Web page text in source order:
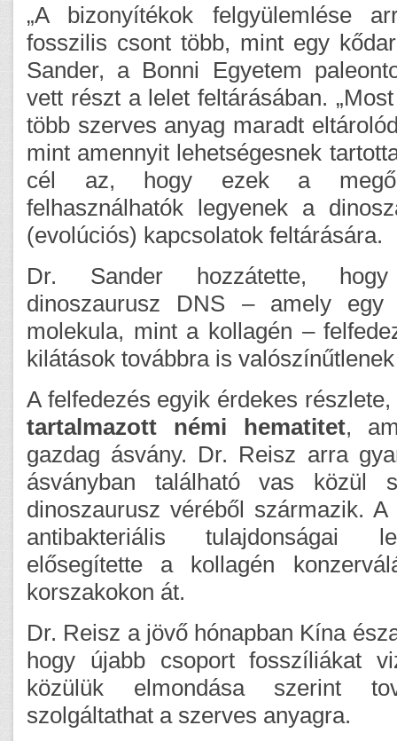
„A bizonyítékok felgyülemlése
fosszilis csont több, mint egy
Sander, a Bonni Egyetem
vett részt a lelet feltárásában.
több szerves anyag maradt
mint amennyit lehetségesnek
cél az, hogy ezek a
felhasználhatók legyenek a
(evolúciós) kapcsolatok feltárására.
Dr. Sander hozzátette,
dinoszaurusz DNS – amely egy
molekula, mint a kollagén –
kilátások továbbra is
A felfedezés egyik érdekes
tartalmazott némi hematitet,
gazdag ásvány. Dr. Reisz arra
ásványban található vas közül
dinoszaurusz véréből származik.
antibakteriális tulajdonságai
elősegítette a kollagén
korszakokon át.
Dr. Reisz a jövő hónapban Kína
hogy újabb csoport fosszíliákat
közülük elmondása szerint
szolgáltathat a szerves anyagra.